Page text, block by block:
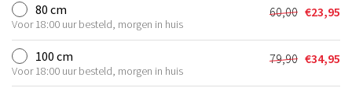
80 cm
Voor 18:00 uur besteld, morgen in huis
60,00
prijs
was:
€60,00.
€23,95
Huidige
prijs
is:
€23,95.
100 cm
Voor 18:00 uur besteld, morgen in huis
79,90
prijs
€34,95
Huidige
prijs